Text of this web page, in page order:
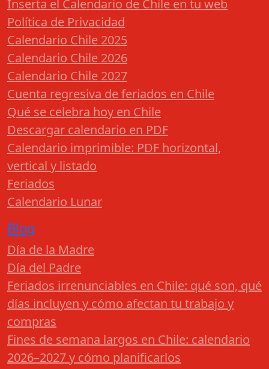
Inserta el Calendario de Chile en tu web
Política de Privacidad
Calendario Chile 2025
Calendario Chile 2026
Calendario Chile 2027
Cuenta regresiva de feriados en Chile
Qué se celebra hoy en Chile
Descargar calendario en PDF
Calendario imprimible: PDF horizontal,
vertical y listado
Feriados
Calendario Lunar
Blog
Día de la Madre
Día del Padre
Feriados irrenunciables en Chile: qué son, qué
días incluyen y cómo afectan tu trabajo y
compras
Fines de semana largos en Chile: calendario
2026–2027 y cómo planificarlos